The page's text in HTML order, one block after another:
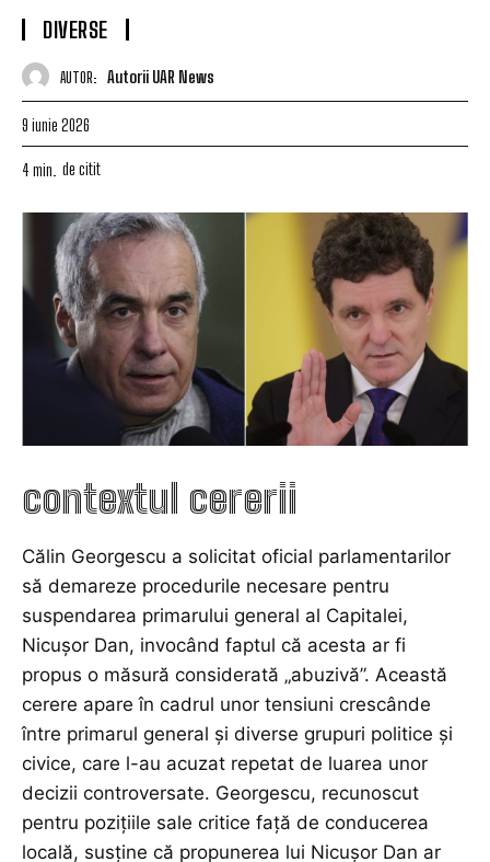
DIVERSE
AUTOR: Autorii UAR News
9 iunie 2026
4 min. de citit
contextul cererii
Călin Georgescu a solicitat oficial parlamentarilor
să demareze procedurile necesare pentru
suspendarea primarului general al Capitalei,
Nicușor Dan, invocând faptul că acesta ar fi
propus o măsură considerată „abuzivă”. Această
cerere apare în cadrul unor tensiuni crescânde
între primarul general și diverse grupuri politice și
civice, care l-au acuzat repetat de luarea unor
decizii controversate. Georgescu, recunoscut
pentru pozițiile sale critice față de conducerea
locală, susține că propunerea lui Nicușor Dan ar